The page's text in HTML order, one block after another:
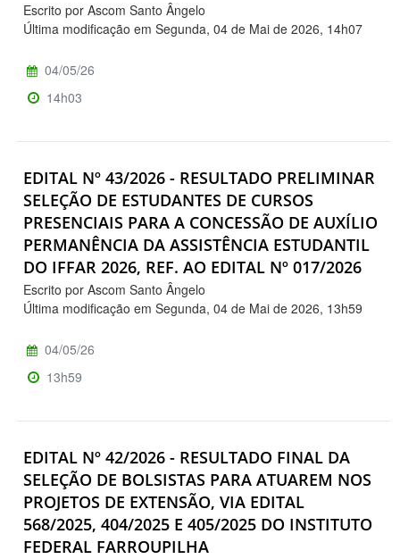
Escrito por Ascom Santo Ângelo
Última modificação em Segunda, 04 de Mai de 2026, 14h07
04/05/26
14h03
EDITAL Nº 43/2026 - RESULTADO PRELIMINAR
SELEÇÃO DE ESTUDANTES DE CURSOS
PRESENCIAIS PARA A CONCESSÃO DE AUXÍLIO
PERMANÊNCIA DA ASSISTÊNCIA ESTUDANTIL
DO IFFAR 2026, REF. AO EDITAL Nº 017/2026
Escrito por Ascom Santo Ângelo
Última modificação em Segunda, 04 de Mai de 2026, 13h59
04/05/26
13h59
EDITAL Nº 42/2026 - RESULTADO FINAL DA
SELEÇÃO DE BOLSISTAS PARA ATUAREM NOS
PROJETOS DE EXTENSÃO, VIA EDITAL
568/2025, 404/2025 E 405/2025 DO INSTITUTO
FEDERAL FARROUPILHA